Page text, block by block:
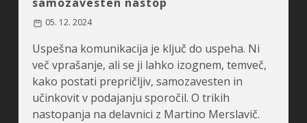
05. 12. 2024
Uspešna komunikacija je ključ do uspeha. Ni
več vprašanje, ali se ji lahko izognem, temveč,
kako postati prepričljiv, samozavesten in
učinkovit v podajanju sporočil. O trikih
nastopanja na delavnici z Martino Merslavič.